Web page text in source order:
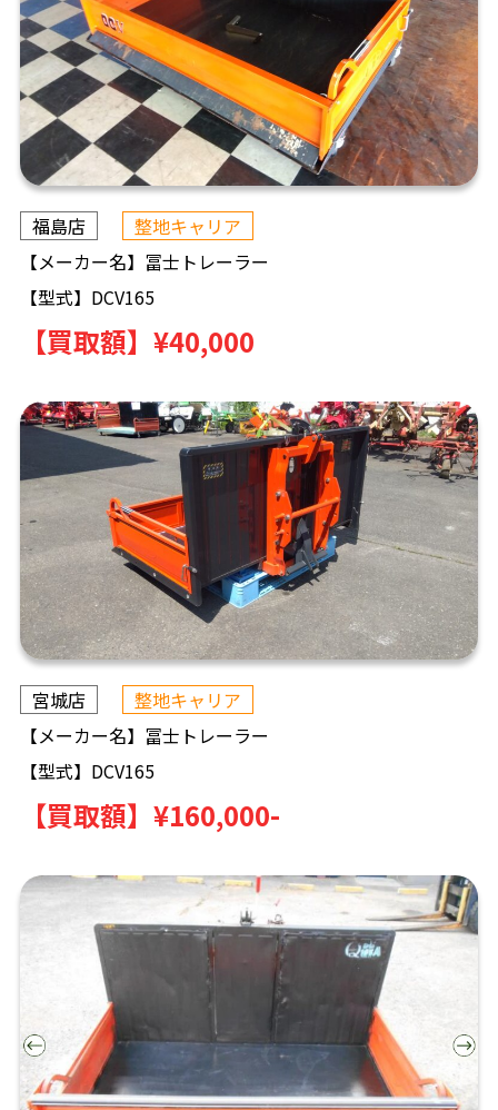
福島店
整地キャリア
【メーカー名】 冨士トレーラー
【型式】 DCV165
【買取額】 ¥40,000
宮城店
整地キャリア
【メーカー名】 冨士トレーラー
【型式】 DCV165
【買取額】 ¥160,000-